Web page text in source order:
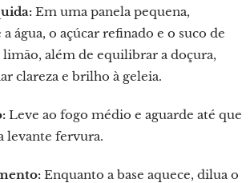
Em uma panela pequena,
água, o açúcar refinado e o suco de
além de equilibrar a doçura,
clareza e brilho à geleia.
Leve ao fogo médio e aguarde até que
levante fervura.
Enquanto a base aquece, dilua o